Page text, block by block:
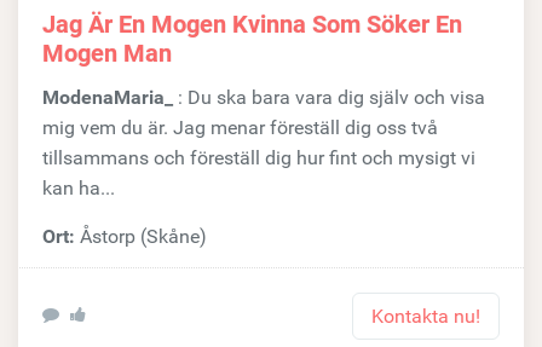
Jag Är En Mogen Kvinna Som Söker En
Mogen Man
ModenaMaria_ : Du ska bara vara dig själv och visa
mig vem du är. Jag menar föreställ dig oss två
tillsammans och föreställ dig hur fint och mysigt vi
kan ha...
Ort: Åstorp (Skåne)
Kontakta nu!